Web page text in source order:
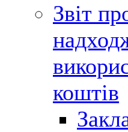
Звіт
коштів